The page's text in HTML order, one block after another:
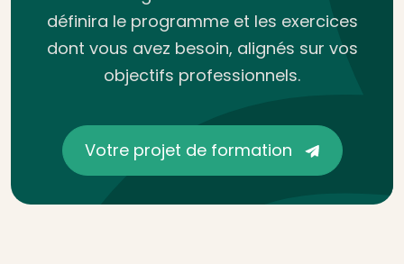
définira le programme et les exercices
dont vous avez besoin, alignés sur vos
objectifs professionnels.
Votre projet de formation